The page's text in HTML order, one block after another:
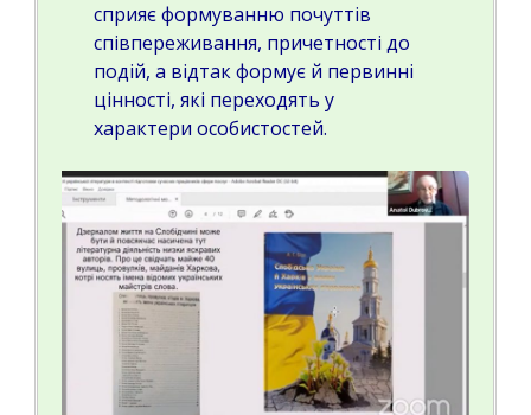
сприяє формуванню почуттів
співпереживання, причетності до
подій, а відтак формує й первинні
цінності, які переходять у
характери особистостей.